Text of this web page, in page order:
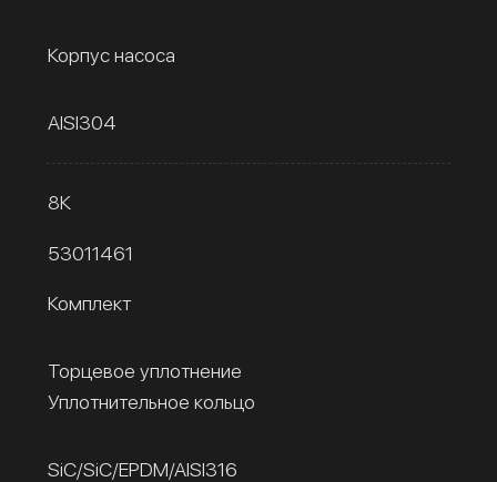
Корпус насоса
AISI304
8К
53011461
Комплект
Торцевое уплотнение
Уплотнительное кольцо
SiC/SiC/EPDM/AISI316